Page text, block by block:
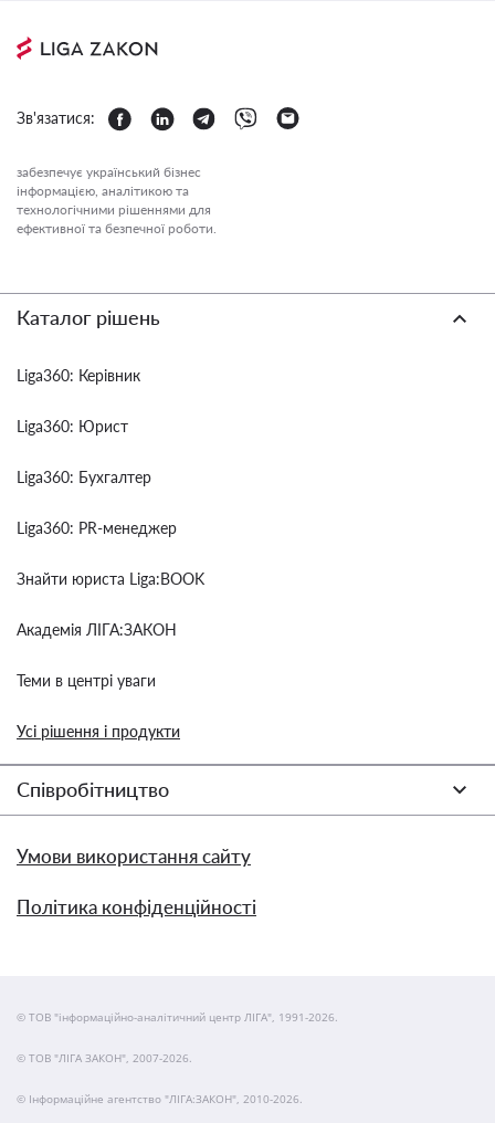
Зв'язатися:
забезпечує український бізнес
інформацією, аналітикою та
технологічними рішеннями для
ефективної та безпечної роботи.
Каталог рішень
Liga360: Керівник
Liga360: Юрист
Liga360: Бухгалтер
Liga360: PR-менеджер
Знайти юриста Liga:BOOK
Академія ЛІГА:ЗАКОН
Теми в центрі уваги
Усі рішення і продукти
Співробітництво
Умови використання сайту
Політика конфіденційності
© ТОВ "інформаційно-аналітичний центр ЛІГА", 1991-2026.
© ТОВ "ЛІГА ЗАКОН", 2007-2026.
© Інформаційне агентство "ЛІГА:ЗАКОН", 2010-2026.